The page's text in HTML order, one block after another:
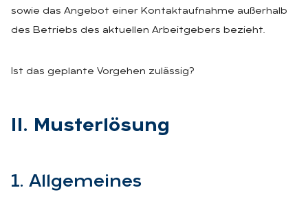
sowie das Angebot einer Kontaktaufnahme außerhalb
des Betriebs des aktuellen Arbeitgebers bezieht.
Ist das geplante Vorgehen zulässig?
II. Mus­terlö­sung
1. All­ge­mei­nes